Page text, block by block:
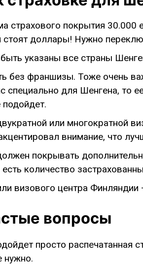
страхового покрытия 30.000
стоят доллары! Нужно
указаны все страны
без франшизы. Тоже очень
специально для Шенгена, то
подойдет.
или многократной
внимание, что
покрывать
количество
визового центра
вопросы
просто распечатанная
нужно.